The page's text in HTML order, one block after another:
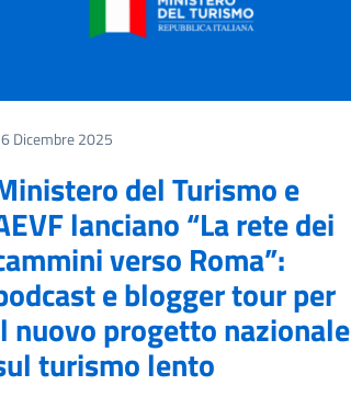
Dicembre 2025
del Turismo e
lanciano “La rete dei
verso Roma”:
e blogger tour per
nuovo progetto nazionale
turismo lento